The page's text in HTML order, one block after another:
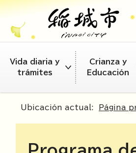
Vida diaria y
trámites
Crianza y
Educación
Ubicación actual: Página